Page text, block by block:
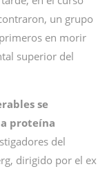
un grupo
en morir
superior del
se
proteína
del
dirigido por el ex